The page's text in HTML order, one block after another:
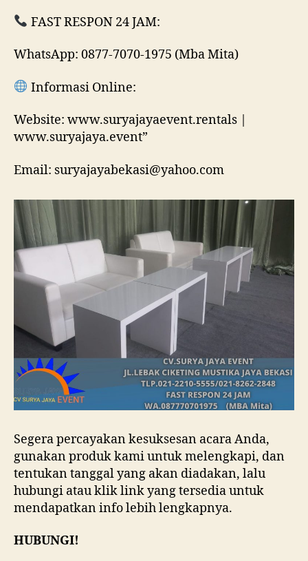
FAST RESPON 24 JAM:
WhatsApp: 0877-7070-1975 (Mba Mita)
Informasi Online:
Website: www.suryajayaevent.rentals |
www.suryajaya.event”
Email: suryajayabekasi@yahoo.com
Segera percayakan kesuksesan acara Anda,
gunakan produk kami untuk melengkapi, dan
tentukan tanggal yang akan diadakan, lalu
hubungi atau klik link yang tersedia untuk
mendapatkan info lebih lengkapnya.
HUBUNGI!